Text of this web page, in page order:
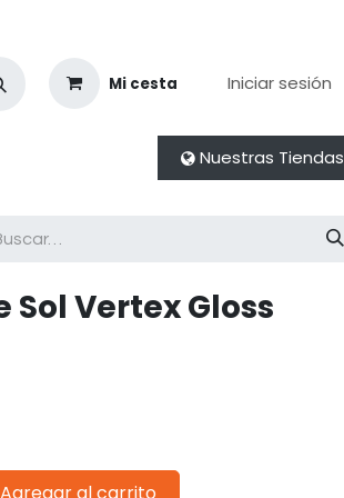
Mi cesta Iniciar sesión
Nuestras Tiendas
Vertex Gloss